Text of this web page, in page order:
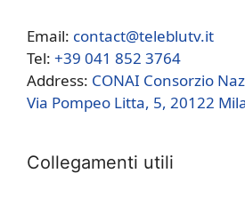
Email: contact@teleblutv.it
Tel: +39 041 852 3764
Address: CONAI Consorzio
Via Pompeo Litta, 5, 20122
Collegamenti utili